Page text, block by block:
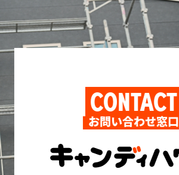
CONTACT
お問い合わせ窓口